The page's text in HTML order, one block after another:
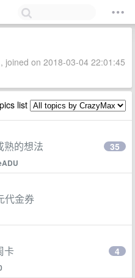
joined on 2018-03-04 22:01:45
list
熟的想法 35
代金券
卡 4